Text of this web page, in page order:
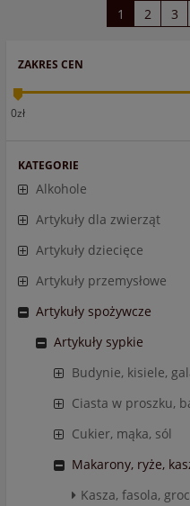
ZAKRES CEN
0zł
KATEGORIE
Alkohole
Artykuły dla zwierząt
Artykuły dziecięce
Artykuły przemysłowe
Artykuły spożywcze
Artykuły sypkie
Budynie, kisiele,
Ciasta w proszku,
Cukier, mąka, sól
Makarony, ryże,
Kasza, fasola,
1 2 3